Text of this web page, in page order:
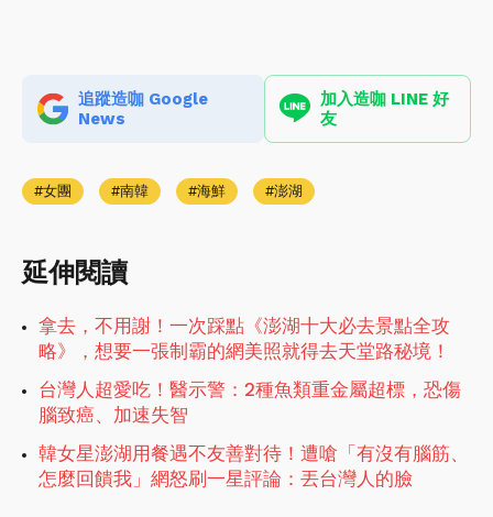
追蹤造咖 Google
News
加入造咖 LINE 好
友
女團 南韓 海鮮 澎湖
延伸閱讀
拿去，不用謝！一次踩點《澎湖十大必去景點全攻
略》，想要一張制霸的網美照就得去天堂路秘境！
台灣人超愛吃！醫示警：2種魚類重金屬超標，恐傷
腦致癌、加速失智
韓女星澎湖用餐遇不友善對待！遭嗆「有沒有腦筋、
怎麼回饋我」網怒刷一星評論：丟台灣人的臉